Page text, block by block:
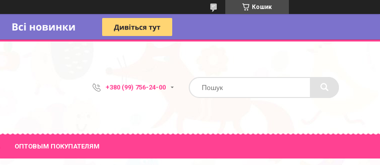
Кошик
+380 (99) 756-24-00
ОПТОВЫМ ПОКУПАТЕЛЯМ